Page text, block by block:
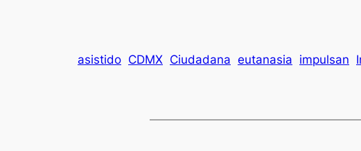
asistido CDMX Ciudadana eutanasia impulsan